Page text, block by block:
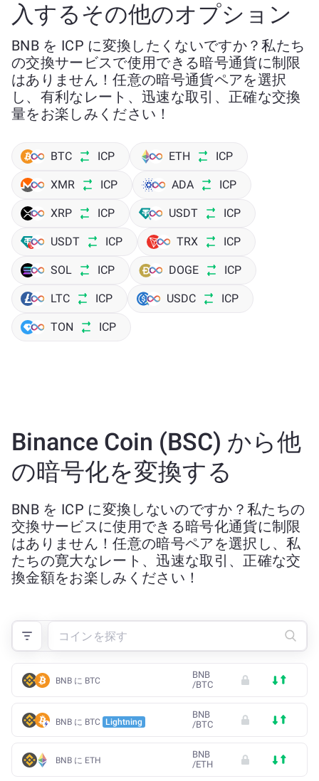
入するその他のオプション
BNB を ICP に変換したくないですか？私たち
の交換サービスで使用できる暗号通貨に制限
はありません！任意の暗号通貨ペアを選択
し、有利なレート、迅速な取引、正確な交換
量をお楽しみください！
BTC ICP ETH ICP
XMR ICP ADA ICP
XRP ICP USDT ICP
USDT ICP TRX ICP
SOL ICP DOGE ICP
LTC ICP USDC ICP
TON ICP
Binance Coin (BSC) から他
の暗号化を変換する
BNB を ICP に変換しないのですか？私たちの
交換サービスに使用できる暗号化通貨に制限
はありません！任意の暗号ペアを選択し、私
たちの寛大なレート、迅速な取引、正確な交
換金額をお楽しみください！
BNB に BTC
BNB
/BTC
BNB に BTC Lightning
BNB
/BTC
BNB に ETH
BNB
/ETH